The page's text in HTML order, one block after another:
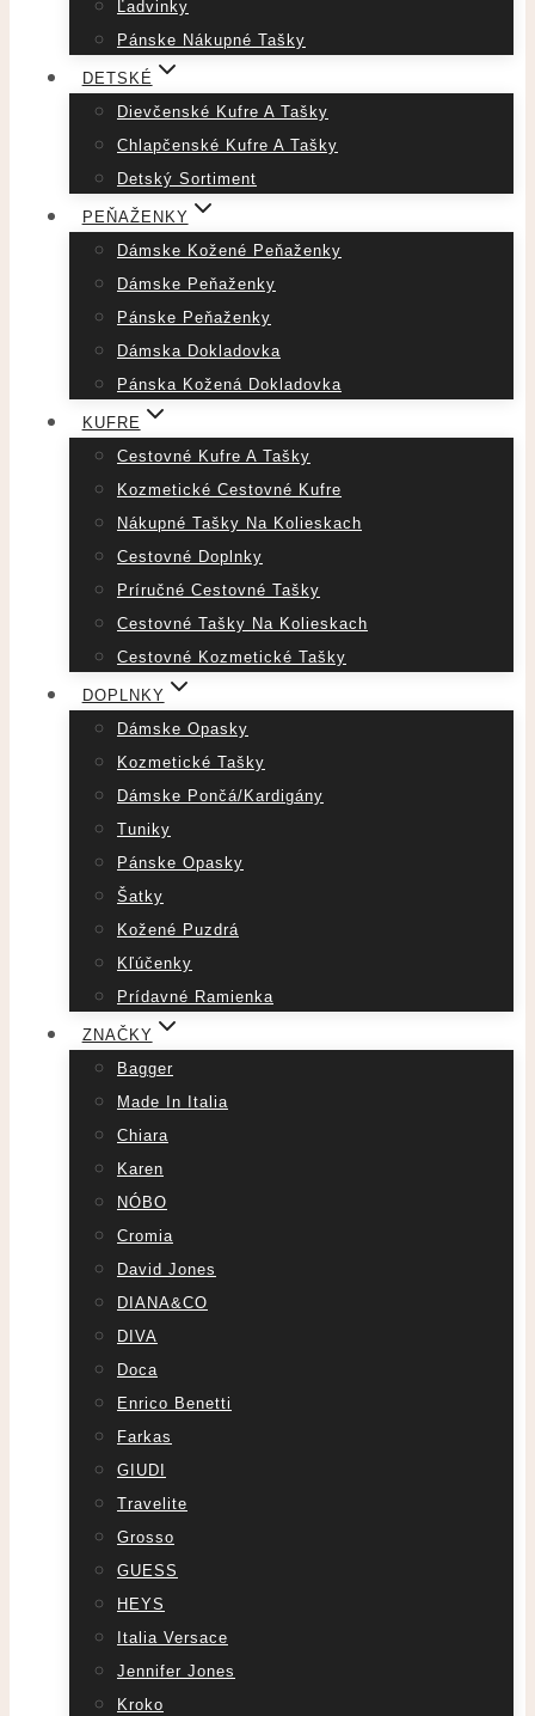
Ľadvinky
Pánske Nákupné Tašky
DETSKÉ
Dievčenské Kufre A Tašky
Chlapčenské Kufre A Tašky
Detský Sortiment
PEŇAŽENKY
Dámske Kožené Peňaženky
Dámske Peňaženky
Pánske Peňaženky
Dámska Dokladovka
Pánska Kožená Dokladovka
KUFRE
Cestovné Kufre A Tašky
Kozmetické Cestovné Kufre
Nákupné Tašky Na Kolieskach
Cestovné Doplnky
Príručné Cestovné Tašky
Cestovné Tašky Na Kolieskach
Cestovné Kozmetické Tašky
DOPLNKY
Dámske Opasky
Kozmetické Tašky
Dámske Pončá/Kardigány
Tuniky
Pánske Opasky
Šatky
Kožené Puzdrá
Kľúčenky
Prídavné Ramienka
ZNAČKY
Bagger
Made In Italia
Chiara
Karen
NÓBO
Cromia
David Jones
DIANA&CO
DIVA
Doca
Enrico Benetti
Farkas
GIUDI
Travelite
Grosso
GUESS
HEYS
Italia Versace
Jennifer Jones
Kroko